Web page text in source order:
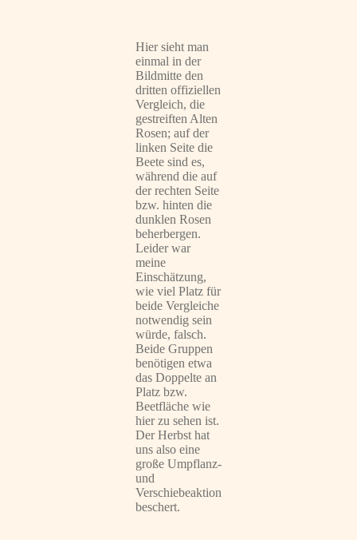
Hier sieht man
einmal in der
Bildmitte den
dritten offiziellen
Vergleich, die
gestreiften Alten
Rosen; auf der
linken Seite die
Beete sind es,
während die auf
der rechten Seite
bzw. hinten die
dunklen Rosen
beherbergen.
Leider war
meine
Einschätzung,
wie viel Platz für
beide Vergleiche
notwendig sein
würde, falsch.
Beide Gruppen
benötigen etwa
das Doppelte an
Platz bzw.
Beetfläche wie
hier zu sehen ist.
Der Herbst hat
uns also eine
große Umpflanz-
und
Verschiebeaktion
beschert.